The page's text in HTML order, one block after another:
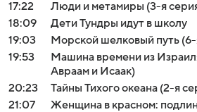
17:22
Люди и метамиры (3-я
18:09
Дети Тундры идут в школу
19:03
Морской шелковый путь (6-
19:53
Машина времени из
Авраам и Исаак)
20:23
Тайны Тихого океана (2-я
21:07
Женщина в красном: